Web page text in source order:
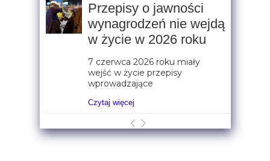
Przepisy o jawności
wynagrodzeń nie wejdą
w życie w 2026 roku
7 czerwca 2026 roku miały
wejść w życie przepisy
wprowadzające
Czytaj więcej